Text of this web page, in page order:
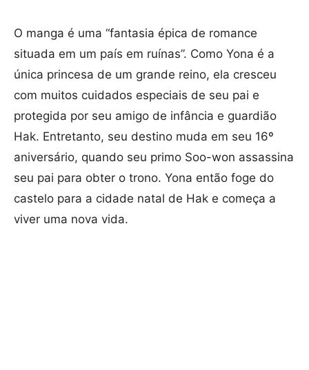
O manga é uma “fantasia épica de romance
situada em um país em ruínas”. Como Yona é a
única princesa de um grande reino, ela cresceu
com muitos cuidados especiais de seu pai e
protegida por seu amigo de infância e guardião
Hak. Entretanto, seu destino muda em seu 16º
aniversário, quando seu primo Soo-won assassina
seu pai para obter o trono. Yona então foge do
castelo para a cidade natal de Hak e começa a
viver uma nova vida.